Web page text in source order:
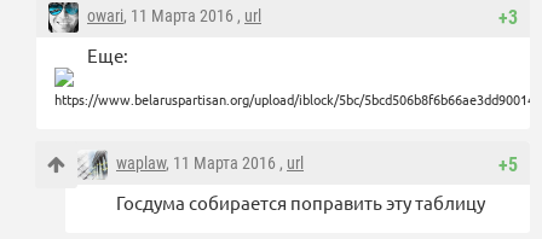
+3
owari, 11 Марта 2016 , url
Еще:
+5
waplaw, 11 Марта 2016 , url
Госдума собирается поправить эту таблицу